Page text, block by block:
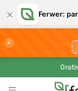
× Ferwer:
×